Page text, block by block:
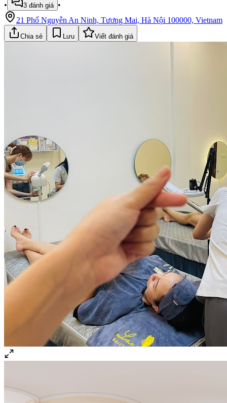
•
3 đánh giá •
21 Phố Nguyễn An Ninh, Tương Mai, Hà Nội 100000, Vietnam
Chia sẻ Lưu Viết đánh giá